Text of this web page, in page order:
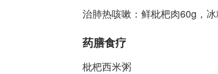
治肺热咳嗽：鲜枇杷肉60g，
药膳食疗
枇杷西米粥